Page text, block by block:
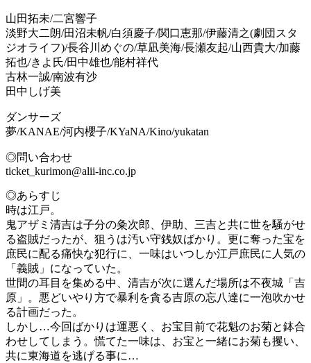
山田拓未/二宮響子
淡野大二朗/田沼未帆/白須慶子/関口恵那/伊藤清之(劇団スタ
ジオライフ)/長谷川めぐの/草凪美海/長瀬友起/山西貴大/加藤
拓也/きよ氏/田中雄也/能村祥代
古林一誠/南波有沙
田中しげ美
ダンサーズ
夢/KANAE/河内櫻子/KYaNA/Kino/yukatan
◎問い合わせ
ticket_kurimon@alii-inc.co.jp
◎あらすじ
時は江戸。
鬼アザミ清吉は子分の粂次郎、伊助、三吉と共に世を騒がせ
る盗賊だったが、狙うは汚い守銭奴ばかり。更に奪った宝を
庶民に配る痛快な犯行に、一味はいつしか江戸庶民に人気の
「義賊」になっていた。
世間の耳目を集める中、清吉が次に選んだ場所は不夜城「吉
原」。悪どいやり方で暴利を貪る吉原の忘八達に一泡吹かせ
る計画だった。
しかし…今回ばかりは運悪く、お宝目前で花魁のお菊と鉢合
わせしてしまう。慌てた一味は、お宝と一緒にお菊も攫い、
共に東海道を逃げる事に…